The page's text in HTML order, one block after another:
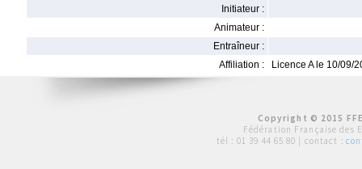
Initiateur :
Animateur :
Entraîneur :
Affiliation :
Licence A le 10/09/
Copyright © 2015
Fédération Française des
tél : 01 39 44 65 80 | contact :